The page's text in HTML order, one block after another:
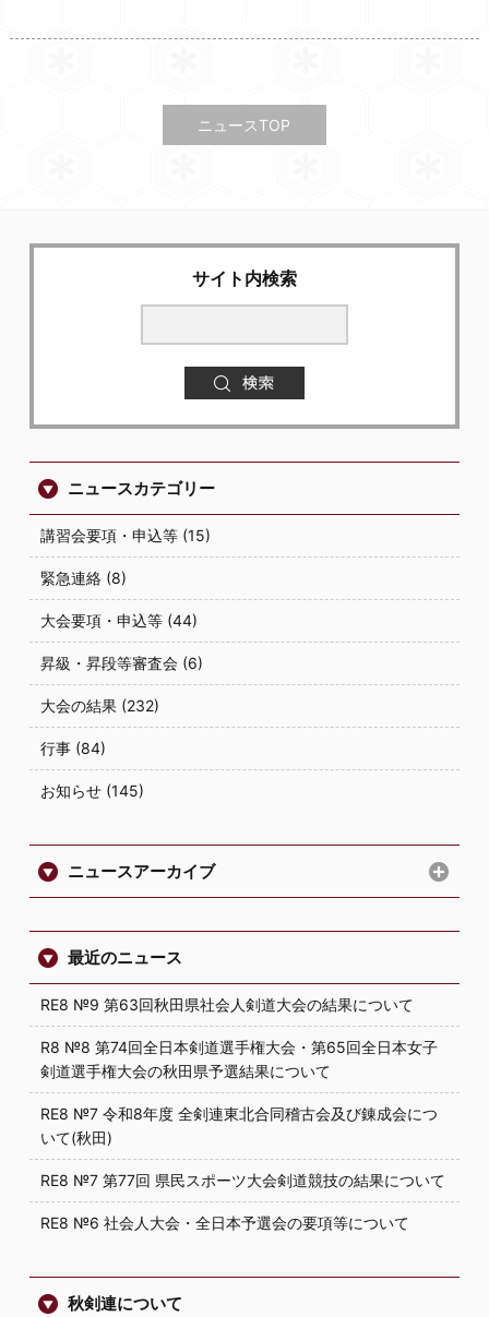
ニュースTOP
サイト内検索
ニュースカテゴリー
講習会要項・申込等 (15)
緊急連絡 (8)
大会要項・申込等 (44)
昇級・昇段等審査会 (6)
大会の結果 (232)
行事 (84)
お知らせ (145)
ニュースアーカイブ
最近のニュース
RE8 №9 第63回秋田県社会人剣道大会の結果について
R8 №8 第74回全日本剣道選手権大会・第65回全日本女子
剣道選手権大会の秋田県予選結果について
RE8 №7 令和8年度 全剣連東北合同稽古会及び錬成会につ
いて(秋田)
RE8 №7 第77回 県民スポーツ大会剣道競技の結果について
RE8 №6 社会人大会・全日本予選会の要項等について
秋剣連について